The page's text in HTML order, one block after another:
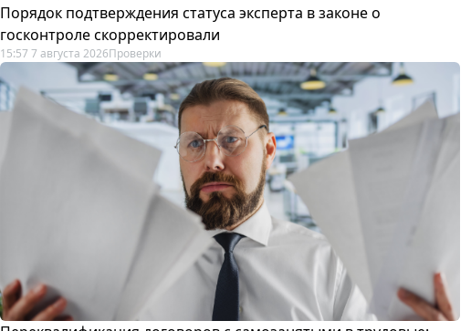
Порядок подтверждения статуса эксперта в законе о
госконтроле скорректировали
15:57 7 августа 2026Проверки